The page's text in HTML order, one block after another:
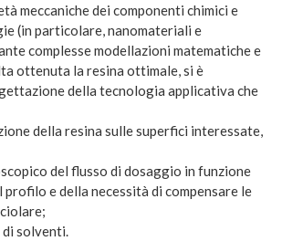
meccaniche dei componenti chimici e
(in particolare, nanomateriali e
complesse modellazioni matematiche e
ottenuta la resina ottimale, si è
della tecnologia applicativa che
della resina sulle superfici interessate,
del flusso di dosaggio in funzione
e della necessità di compensare le
di solventi.